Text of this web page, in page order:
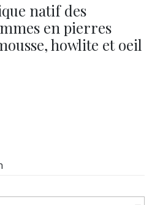
natif des
en pierres
howlite et oeil